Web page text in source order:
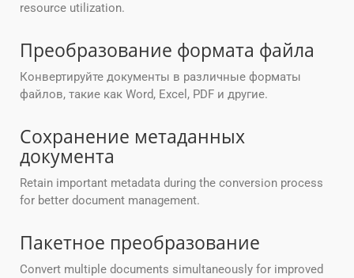
resource utilization.
Преобразование формата файла
Конвертируйте документы в различные форматы
файлов, такие как Word, Excel, PDF и другие.
Сохранение метаданных
документа
Retain important metadata during the conversion process
for better document management.
Пакетное преобразование
Convert multiple documents simultaneously for improved